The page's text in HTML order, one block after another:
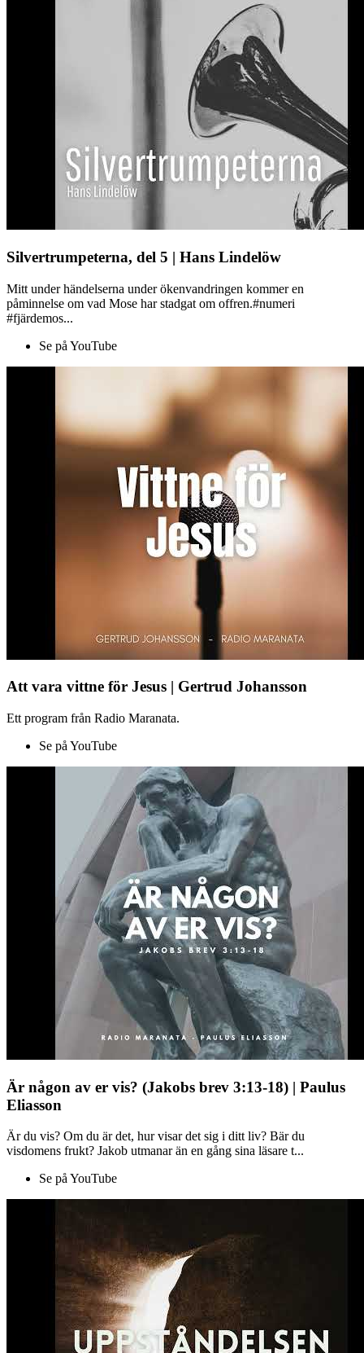
Silvertrumpeterna, del 5 | Hans Lindelöw
Mitt under händelserna under ökenvandringen kommer en
påminnelse om vad Mose har stadgat om offren.#numeri
#fjärdemos...
Se på YouTube
Att vara vittne för Jesus | Gertrud Johansson
Ett program från Radio Maranata.
Se på YouTube
Är någon av er vis? (Jakobs brev 3:13-18) | Paulus
Eliasson
Är du vis? Om du är det, hur visar det sig i ditt liv? Bär du
visdomens frukt? Jakob utmanar än en gång sina läsare t...
Se på YouTube